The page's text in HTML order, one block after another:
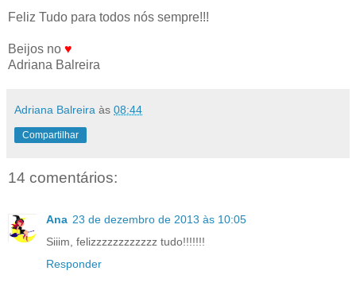
Feliz Tudo para todos nós sempre!!!
Beijos no ♥
Adriana Balreira
Adriana Balreira às 08:44
Compartilhar
14 comentários:
Ana 23 de dezembro de 2013 às 10:05
Siiim, felizzzzzzzzzzzz tudo!!!!!!!
Responder